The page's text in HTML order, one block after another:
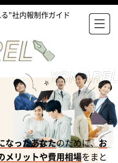
"社内報制作ガイド
なったあなたのために、 お
メリットや費用相場をまと